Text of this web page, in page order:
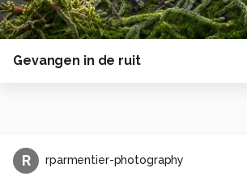
Gevangen in de ruit
R rparmentier-photography